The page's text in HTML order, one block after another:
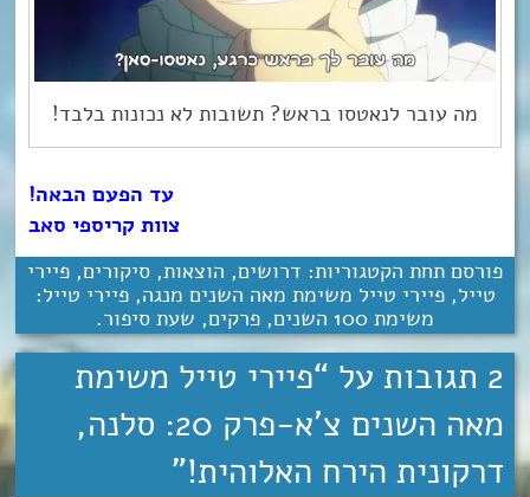
מה עובר לנאטסו בראש? תשובות לא נכונות בלבד!
עד הפעם הבאה!
צוות קריספי סאב
פורסם תחת הקטגוריות: דרושים, הוצאות, סיקורים, פיירי
טייל,פיירי טייל משימת מאה השנים מנגה,פיירי טייל:
משימת 100 השנים
, פרקים, שעת סיפור.
2 תגובות על “
פיירי טייל משימת
מאה השנים צ’א-פרק 20: סלנה,
דרקונית הירח האלוהית!”